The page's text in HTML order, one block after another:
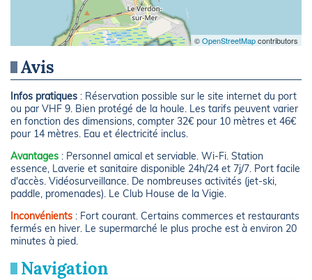
©OpenStreetMapcontributors
Avis
Infos pratiques : Réservation possible sur le site internet du port
ou par VHF 9. Bien protégé de la houle. Les tarifs peuvent varier
en fonction des dimensions, compter 32€ pour 10 mètres et 46€
pour 14 mètres. Eau et électricité inclus.
Avantages : Personnel amical et serviable. Wi-Fi. Station
essence, Laverie et sanitaire disponible 24h/24 et 7j/7. Port facile
d'accès. Vidéosurveillance. De nombreuses activités (jet-ski,
paddle, promenades). Le Club House de la Vigie.
Inconvénients : Fort courant. Certains commerces et restaurants
fermés en hiver. Le supermarché le plus proche est à environ 20
minutes à pied.
Navigation